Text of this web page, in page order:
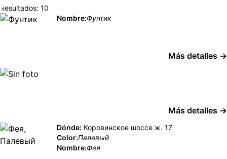
Resultados: 10
Nombre:Фунтик
Más detalles →
Más detalles →
Dónde: Коровинское шоссе ж. 17
Color:Палевый
Nombre:Фея